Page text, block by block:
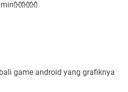
game android yang grafiknya